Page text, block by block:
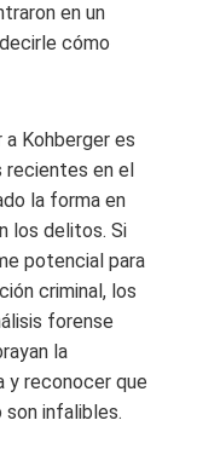
en un
cómo
Kohberger es
en el
la forma en
los delitos. Si
potencial para
criminal, los
forense
la
y reconocer que
infalibles.